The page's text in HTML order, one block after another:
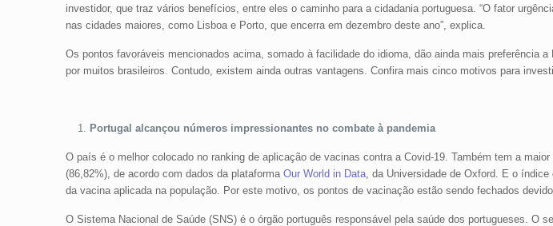
investidor, que traz vários benefícios, entre eles o caminho para a cidadania portuguesa. “O fator
nas cidades maiores, como Lisboa e Porto, que encerra em dezembro deste ano”, explica.
Os pontos favoráveis mencionados acima, somado à facilidade do idioma, dão ainda mais preferência
por muitos brasileiros. Contudo, existem ainda outras vantagens. Confira mais cinco motivos para
Portugal alcançou números impressionantes no combate à pandemia
O país é o melhor colocado no ranking de aplicação de vacinas contra a Covid-19. Também tem a
(86,82%), de acordo com dados da plataforma Our World in Data, da Universidade de Oxford. E o
da vacina aplicada na população. Por este motivo, os pontos de vacinação estão sendo fechados
O Sistema Nacional de Saúde (SNS) é o órgão português responsável pela saúde dos portugueses. O